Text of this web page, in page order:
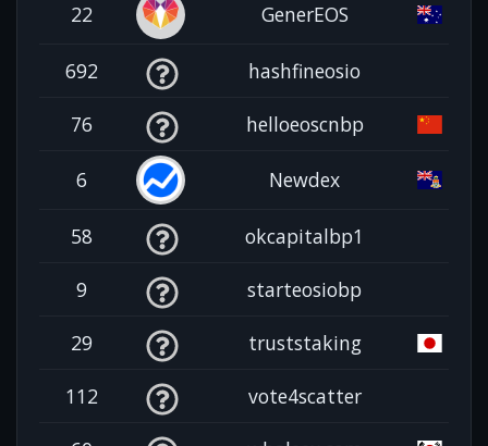
22 GenerEOS
692 hashfineosio
76 helloeoscnbp
6 Newdex
58 okcapitalbp1
9 starteosiobp
29 truststaking
112 vote4scatter